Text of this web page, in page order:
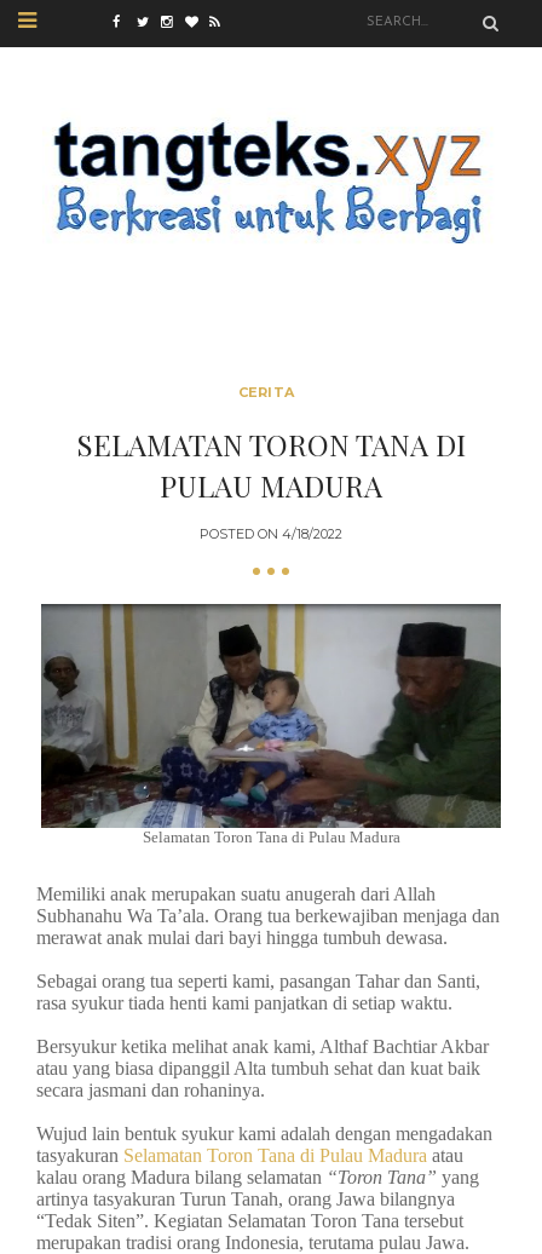
CERITA
SELAMATAN TORON TANA DI
PULAU MADURA
POSTED ON 4/18/2022
Selamatan Toron Tana di Pulau Madura
Memiliki anak merupakan suatu anugerah dari Allah
Subhanahu Wa Ta’ala. Orang tua berkewajiban menjaga dan
merawat anak mulai dari bayi hingga tumbuh dewasa.
Sebagai orang tua seperti kami, pasangan Tahar dan Santi,
rasa syukur tiada henti kami panjatkan di setiap waktu.
Bersyukur ketika melihat anak kami, Althaf Bachtiar Akbar
atau yang biasa dipanggil Alta tumbuh sehat dan kuat baik
secara jasmani dan rohaninya.
Wujud lain bentuk syukur kami adalah dengan mengadakan
tasyakuran Selamatan Toron Tana di Pulau Madura atau
kalau orang Madura bilang selamatan “Toron Tana” yang
artinya tasyakuran Turun Tanah, orang Jawa bilangnya
“Tedak Siten”. Kegiatan Selamatan Toron Tana tersebut
merupakan tradisi orang Indonesia, terutama pulau Jawa.